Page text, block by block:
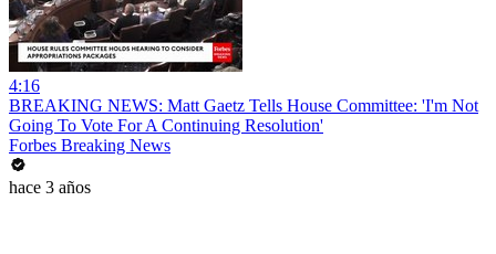
4:16
BREAKING NEWS: Matt Gaetz Tells House Committee: 'I'm Not
Going To Vote For A Continuing Resolution'
Forbes Breaking News
hace 3 años